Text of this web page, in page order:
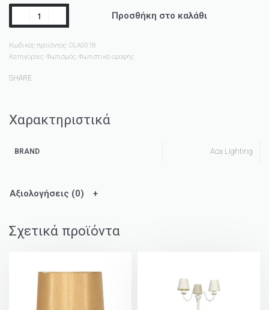
Προσθήκη στο καλάθι
Κωδικός προϊόντος: DLA0018
Κατηγορίες: Φωτισμός, Φωτιστικά οροφής
SHARE
Χαρακτηριστικά
BRAND Aca Lighting
Αξιολογήσεις (0)
Σχετικά προϊόντα